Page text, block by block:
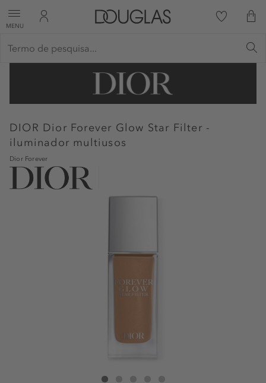
MENU
DIOR Dior Forever Glow Star Filter -
iluminador multiusos
Dior Forever
DIOR Dior Forever Glow Star Filter - iluminador multiusos